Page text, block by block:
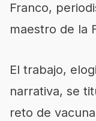
Franco,
maestro de la
El trabajo,
narrativa, se
reto de